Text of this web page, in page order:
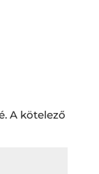
A kötelező